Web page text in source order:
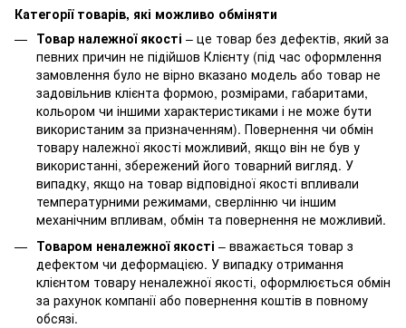
Категорії товарів, які можливо обміняти
Товар належної якості – це товар без дефектів, який за
певних причин не підійшов Клієнту (під час оформлення
замовлення було не вірно вказано модель або товар не
задовільнив клієнта формою, розмірами, габаритами,
кольором чи іншими характеристиками і не може бути
використаним за призначенням). Повернення чи обмін
товару належної якості можливий, якщо він не був у
використанні, збережений його товарний вигляд. У
випадку, якщо на товар відповідної якості впливали
температурними режимами, сверлінню чи іншим
механічним впливам, обмін та повернення не можливий.
Товаром неналежної якості – вважається товар з
дефектом чи деформацією. У випадку отримання
клієнтом товару неналежної якості, оформлюється обмін
за рахунок компанії або повернення коштів в повному
обсязі.